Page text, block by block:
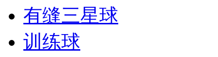
有缝三星球
训练球